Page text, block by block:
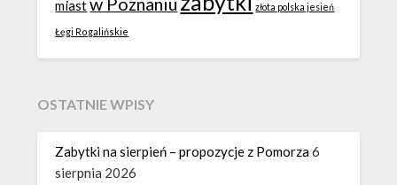
miast złota polska jesień
Łęgi Rogalińskie
OSTATNIE WPISY
Zabytki na sierpień – propozycje z Pomorza6
sierpnia 2026